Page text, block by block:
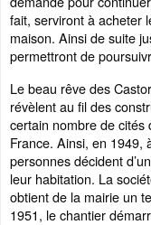
fait, serviront à acheter
maison. Ainsi de suite
permettront de
Le beau rêve des
révèlent au fil des
certain nombre de cités
France. Ainsi, en 1949,
personnes décident
leur habitation. La
obtient de la mairie un
1951, le chantier